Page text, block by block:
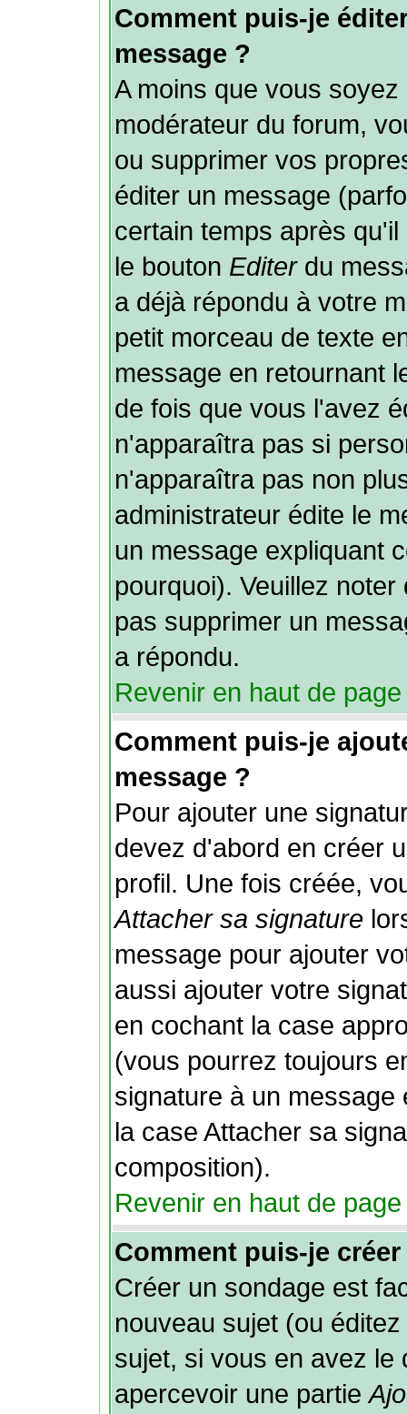
Comment puis-je
message ?
A moins que vous
modérateur du forum,
ou supprimer vos
éditer un message
certain temps après
le bouton Editerdu
a déjà répondu à votre
petit morceau de texte
message en retournant
de fois que vous l'avez
n'apparaîtra pas si
n'apparaîtra pas non
administrateur édite le
un message expliquant
pourquoi). Veuillez
pas supprimer un
a répondu.
Revenir en haut de page
Comment puis-je
message ?
Pour ajouter une
devez d'abord en créer
profil. Une fois créée,
Attacher sa signature
message pour ajouter
aussi ajouter votre
en cochant la case
(vous pourrez toujours
signature à un
la case Attacher sa
composition).
Revenir en haut de page
Comment puis-je
Créer un sondage est
nouveau sujet (ou
sujet, si vous en avez le
apercevoir une partie